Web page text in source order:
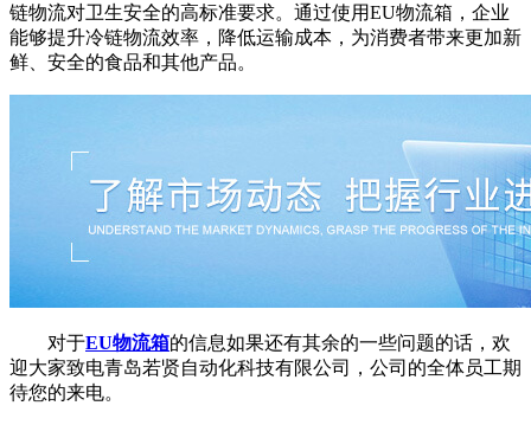
链物流对卫生安全的高标准要求。通过使用EU物流箱，企业
能够提升冷链物流效率，降低运输成本，为消费者带来更加新
鲜、安全的食品和其他产品。
对于EU物流箱的信息如果还有其余的一些问题的话，欢
迎大家致电青岛若贤自动化科技有限公司，公司的全体员工期
待您的来电。